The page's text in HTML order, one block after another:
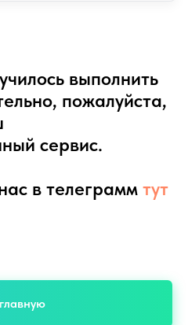
выполнить
пожалуйста,
сервис.
в телеграмм тут